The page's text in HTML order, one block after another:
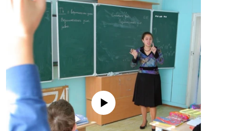
No media source currently available